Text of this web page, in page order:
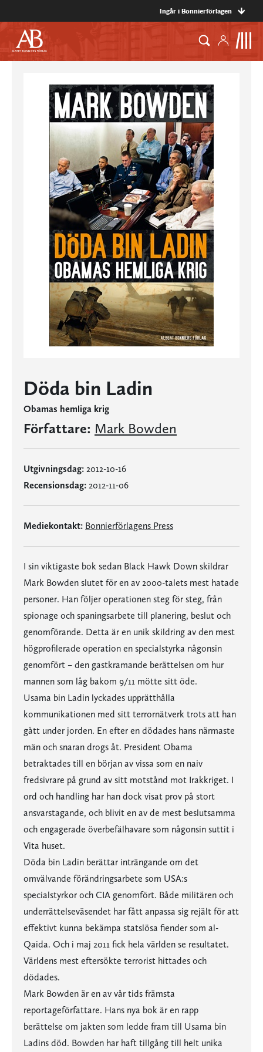
Ingår i Bonnierförlagen
Döda bin Ladin
Obamas hemliga krig
Författare: Mark Bowden
Utgivningsdag: 2012-10-16
Recensionsdag: 2012-11-06
Mediekontakt: Bonnierförlagens Press
I sin viktigaste bok sedan Black Hawk Down skildrar
Mark Bowden slutet för en av 2000-talets mest hatade
personer. Han följer operationen steg för steg, från
spionage och spaningsarbete till planering, beslut och
genomförande. Detta är en unik skildring av den mest
högprofilerade operation en specialstyrka någonsin
genomfört – den gastkramande berättelsen om hur
mannen som låg bakom 9/11 mötte sitt öde.
Usama bin Ladin lyckades upprätthålla
kommunikationen med sitt terrornätverk trots att han
gått under jorden. En efter en dödades hans närmaste
män och snaran drogs åt. President Obama
betraktades till en början av vissa som en naiv
fredsivrare på grund av sitt motstånd mot Irakkriget. I
ord och handling har han dock visat prov på stort
ansvarstagande, och blivit en av de mest beslutsamma
och engagerade överbefälhavare som någonsin suttit i
Vita huset.
Döda bin Ladin berättar inträngande om det
omvälvande förändringsarbete som USA:s
specialstyrkor och CIA genomfört. Både militären och
underrättelseväsendet har fått anpassa sig rejält för att
effektivt kunna bekämpa statslösa fiender som al-
Qaida. Och i maj 2011 fick hela världen se resultatet.
Världens mest eftersökte terrorist hittades och
dödades.
Mark Bowden är en av vår tids främsta
reportageförfattare. Hans nya bok är en rapp
berättelse om jakten som ledde fram till Usama bin
Ladins död. Bowden har haft tillgång till helt unika